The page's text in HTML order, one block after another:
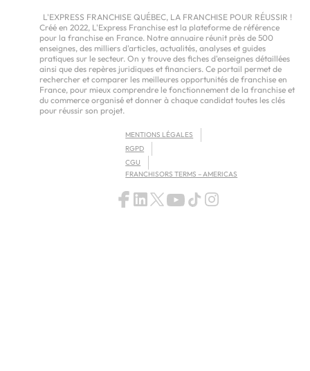
L'EXPRESS FRANCHISE QUÉBEC, LA FRANCHISE POUR RÉUSSIR !
Créé en 2022, L'Express Franchise est la plateforme de référence
pour la franchise en France. Notre annuaire réunit près de 500
enseignes, des milliers d'articles, actualités, analyses et guides
pratiques sur le secteur. On y trouve des fiches d'enseignes détaillées
ainsi que des repères juridiques et financiers. Ce portail permet de
rechercher et comparer les meilleures opportunités de franchise en
France, pour mieux comprendre le fonctionnement de la franchise et
du commerce organisé et donner à chaque candidat toutes les clés
pour réussir son projet.
MENTIONS LÉGALES
RGPD
CGU
FRANCHISORS TERMS – AMERICAS